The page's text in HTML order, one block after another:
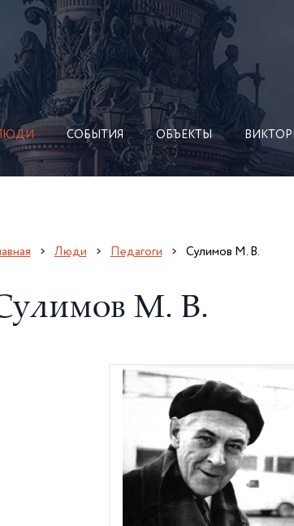
СОБЫТИЯ ОБЪЕКТЫ
Люди Педагоги Сулимов М. В.
М. В.